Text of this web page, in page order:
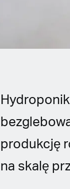
produkcję
na skalę